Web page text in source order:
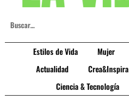
Estilos de Vida Mujer
Actualidad
Crea&Inspira
Ciencia & Tecnología